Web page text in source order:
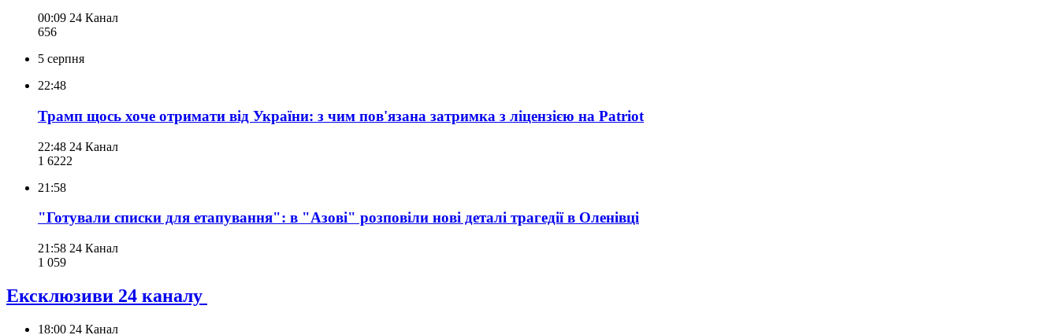
00:09 24 Канал
656
5 серпня
22:48
Трамп щось хоче отримати від України: з чим пов'язана затримка з ліцензією на Patriot
22:48 24 Канал
1 6222
21:58
"Готували списки для етапування": в "Азові" розповіли нові деталі трагедії в Оленівці
21:58 24 Канал
1 059
Ексклюзиви 24 каналу
18:00 24 Канал